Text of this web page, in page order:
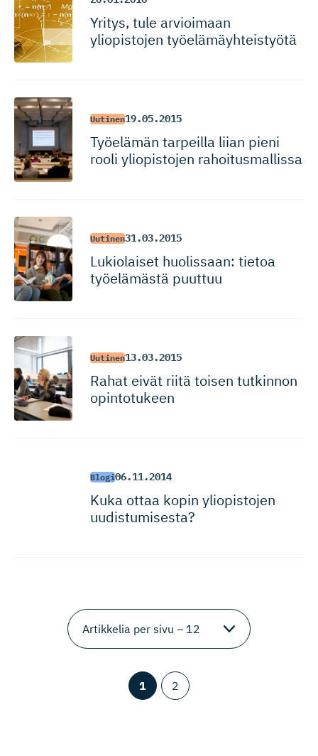
Yritys, tule arvioimaan
yliopistojen työelämäyh­teistyötä
Uutinen19.05.2015
Työelämän tarpeilla liian pieni
rooli yliopistojen rahoitusmallissa
Uutinen31.03.2015
Lukiolaiset huolissaan: tietoa
työelämästä puuttuu
Uutinen13.03.2015
Rahat eivät riitä toisen tutkinnon
opintotukeen
Blogi06.11.2014
Kuka ottaa kopin yliopistojen
uudistumisesta?
1 2